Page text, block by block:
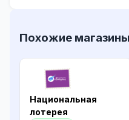
Похожие магазины
Национальная
лотерея